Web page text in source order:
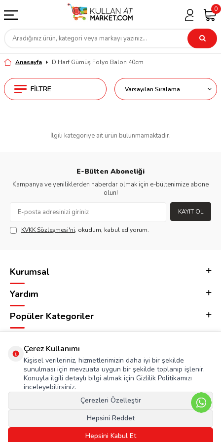
0
Anasayfa D Harf Gümüş Folyo Balon 40cm
FILTRE
İlgili kategoriye ait ürün bulunmamaktadır.
E-Bülten Aboneliği
Kampanya ve yeniliklerden haberdar olmak için e-bültenimize abone
olun!
KAYIT OL
KVKK Sözleşmesi'ni, okudum, kabul ediyorum.
Kurumsal
Yardım
Popüler Kategoriler
Çerez Kullanımı
Kişisel verileriniz, hizmetlerimizin daha iyi bir şekilde
sunulması için mevzuata uygun bir şekilde toplanıp işlenir.
Konuyla ilgili detaylı bilgi almak için Gizlilik Politikamızı
inceleyebilirsiniz.
Çerezleri Özelleştir
Hepsini Reddet
Hepsini Kabul Et